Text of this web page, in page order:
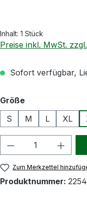
Inhalt: 1 Stück
Preise inkl. MwSt.
Sofort verfügbar,
Größeauswählen
S
M L XL
Produkt
Zum Merkzettel
Produktnummer: